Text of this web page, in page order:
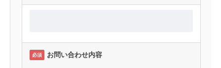
必須 お問い合わせ内容